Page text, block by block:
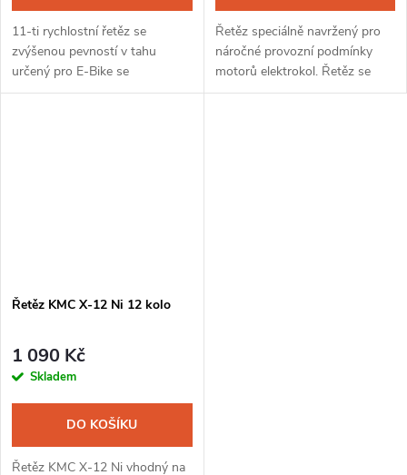
11-ti rychlostní řetěz se
zvýšenou pevností v tahu
určený pro E-Bike se
středovým i nábojovým
Řetěz speciálně navržený pro
náročné provozní podmínky
motorů elektrokol. Řetěz se
vyznačuje vysokou pevností v
Řetěz KMC X-12 Ni 12 kolo
1 090 Kč
Skladem
DO KOŠÍKU
Řetěz KMC X-12 Ni vhodný na